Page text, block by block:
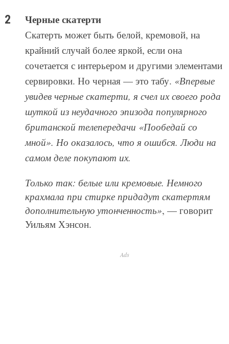
Черные скатерти
Скатерть может быть белой, кремовой, на
крайний случай более яркой, если она
сочетается с интерьером и другими элементами
сервировки. Но черная — это табу. «Впервые
увидев черные скатерти, я счел их своего рода
шуткой из неудачного эпизода популярного
британской телепередачи «Пообедай со
мной». Но оказалось, что я ошибся. Люди на
самом деле покупают их.
Только так: белые или кремовые. Немного
крахмала при стирке придадут скатертям
дополнительную утонченность», — говорит
Уильям Хэнсон.
Ads